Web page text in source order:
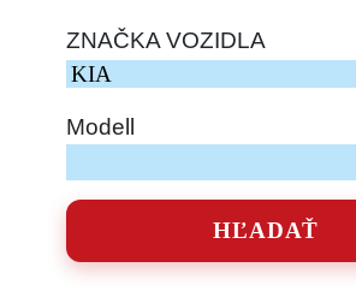
ZNAČKA VOZIDLA
Modell
HĽADAŤ